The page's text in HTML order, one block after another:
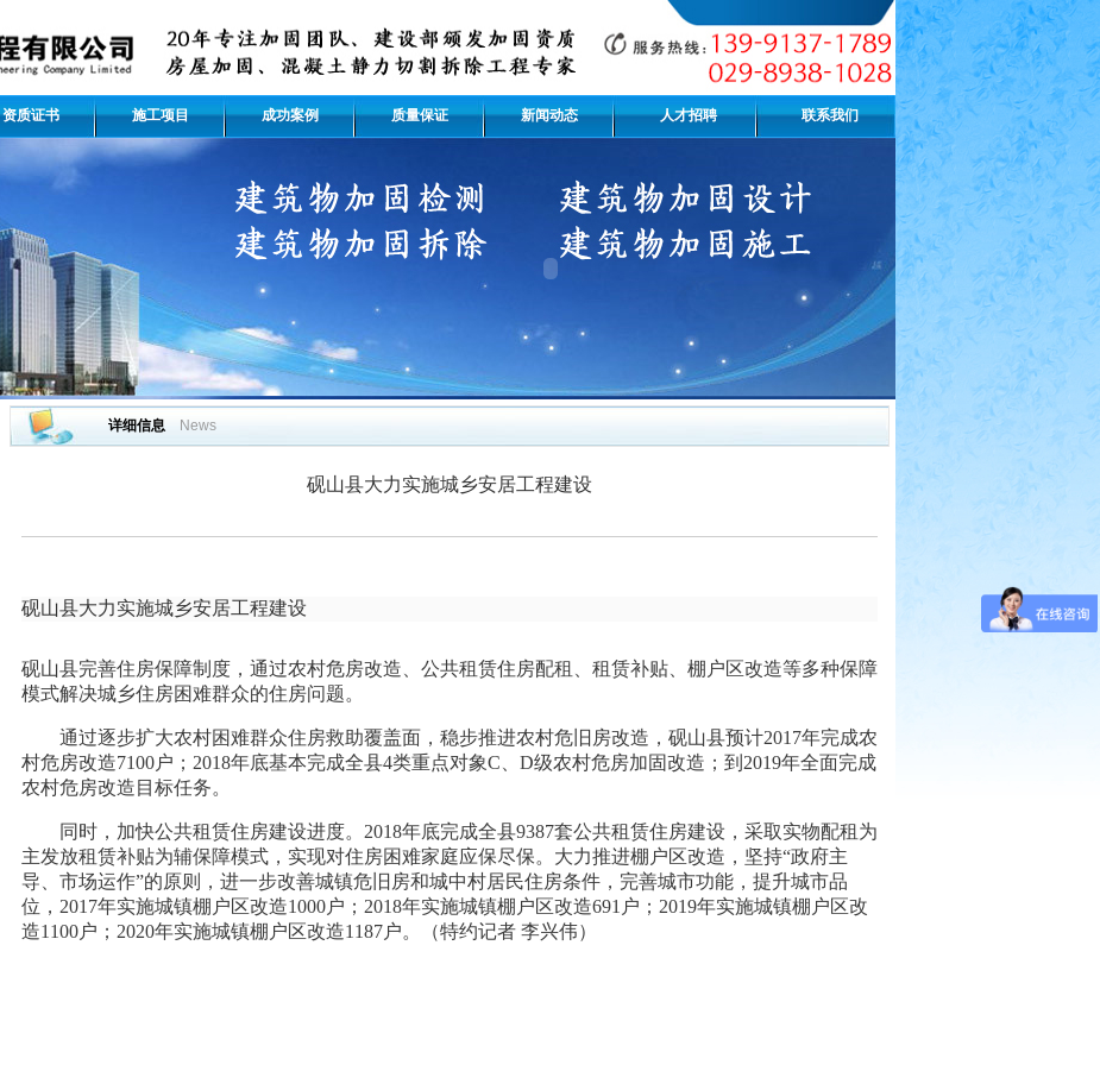
资质证书 施工项目 成功案例 质量保证 新闻动态 人才招聘 联系我们
详细信息 News
砚山县大力实施城乡安居工程建设
砚山县大力实施城乡安居工程建设
砚山县完善住房保障制度，通过农村危房改造、公共租赁住房配租、租赁补贴、棚户区改造等多种保障
模式解决城乡住房困难群众的住房问题。
通过逐步扩大农村困难群众住房救助覆盖面，稳步推进农村危旧房改造，砚山县预计2017年完成农
村危房改造7100户；2018年底基本完成全县4类重点对象C、D级农村危房加固改造；到2019年全面完成
农村危房改造目标任务。
同时，加快公共租赁住房建设进度。2018年底完成全县9387套公共租赁住房建设，采取实物配租为
主发放租赁补贴为辅保障模式，实现对住房困难家庭应保尽保。大力推进棚户区改造，坚持“政府主
导、市场运作”的原则，进一步改善城镇危旧房和城中村居民住房条件，完善城市功能，提升城市品
位，2017年实施城镇棚户区改造1000户；2018年实施城镇棚户区改造691户；2019年实施城镇棚户区改
造1100户；2020年实施城镇棚户区改造1187户。（特约记者 李兴伟）